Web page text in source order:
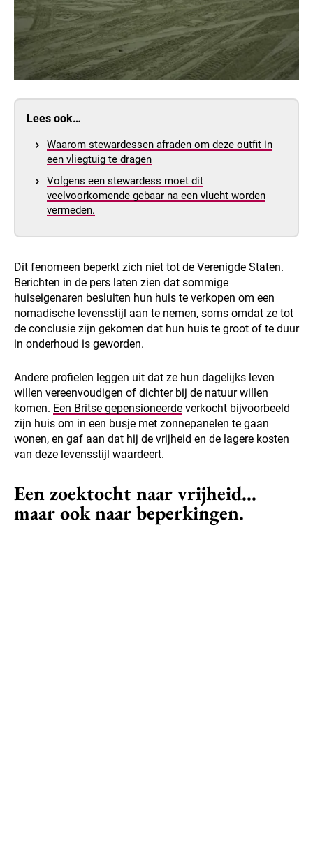
Lees ook…
Waarom stewardessen afraden om deze outfit in
een vliegtuig te dragen
Volgens een stewardess moet dit
veelvoorkomende gebaar na een vlucht worden
vermeden.
Dit fenomeen beperkt zich niet tot de Verenigde Staten.
Berichten in de pers laten zien dat sommige
huiseigenaren besluiten hun huis te verkopen om een
nomadische levensstijl aan te nemen, soms omdat ze tot
de conclusie zijn gekomen dat hun huis te groot of te duur
in onderhoud is geworden.
Andere profielen leggen uit dat ze hun dagelijks leven
willen vereenvoudigen of dichter bij de natuur willen
komen. Een Britse gepensioneerde verkocht bijvoorbeeld
zijn huis om in een busje met zonnepanelen te gaan
wonen, en gaf aan dat hij de vrijheid en de lagere kosten
van deze levensstijl waardeert.
Een zoektocht naar vrijheid...
maar ook naar beperkingen.